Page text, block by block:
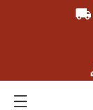
local_shipping